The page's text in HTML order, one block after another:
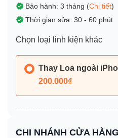
Bảo hành: 3 tháng (Chi tiết)
Thời gian sửa: 30 - 60 phút
Chọn loại linh kiện khác
Thay Loa ngoài
200.000₫
CHI NHÁNH CỬA HÀNG